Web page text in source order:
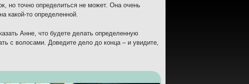
но точно определиться не может. Она очень
какой-то определенной.
Анне, что будете делать определенную
с волосами. Доведите дело до конца – и увидите,